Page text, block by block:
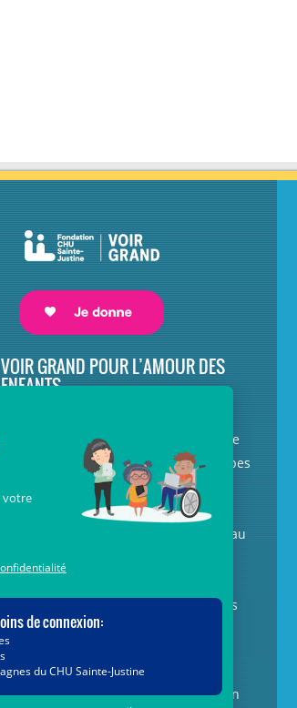
VOIR GRAND POUR L’AMOUR DES
ENFANTS
vous au cœur de la campagne majeure
Voir Grand, nous conduisons les équipes
soignantes vers les opportunités de la
science et des nouvelles technologies
pour que chaque enfant, où qu’il soit au
Justine. Ensemble, unissons nos forces
pour leur avenir.
Merci de voir grand avec nous.
Vous pouvez également faire votre don